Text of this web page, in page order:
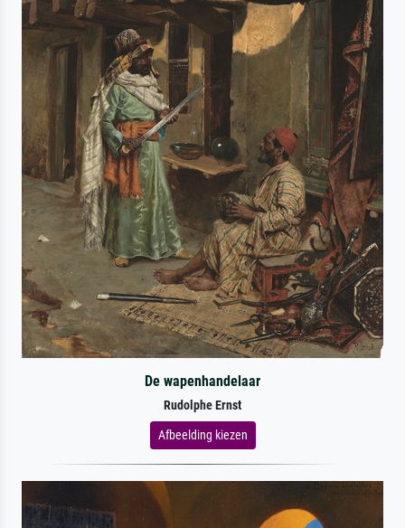
De wapenhandelaar
Rudolphe Ernst
Afbeelding kiezen